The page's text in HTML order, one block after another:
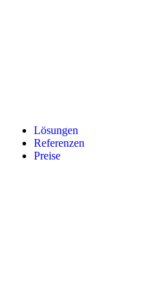
Lösungen
Referenzen
Preise